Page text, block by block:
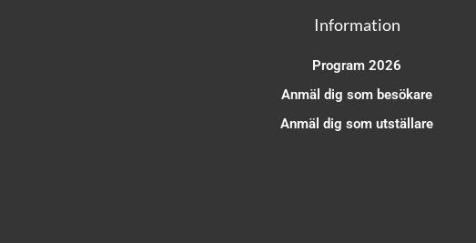
Information
Program 2026
Anmäl dig som besökare
Anmäl dig som utställare